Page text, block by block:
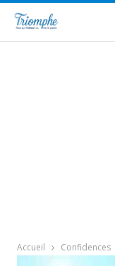
Accueil Confidences